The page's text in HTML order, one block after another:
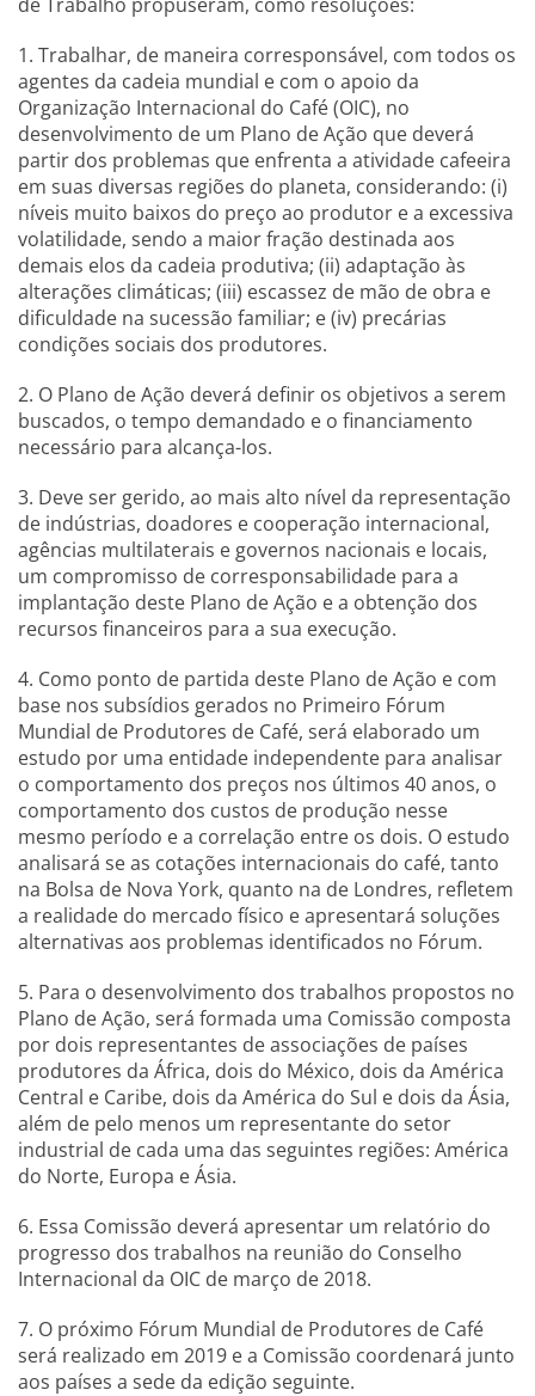
1. Trabalhar, de maneira corresponsável, com todos os
agentes da cadeia mundial e com o apoio da
Organização Internacional do Café (OIC), no
desenvolvimento de um Plano de Ação que deverá
partir dos problemas que enfrenta a atividade cafeeira
em suas diversas regiões do planeta, considerando: (i)
níveis muito baixos do preço ao produtor e a excessiva
volatilidade, sendo a maior fração destinada aos
demais elos da cadeia produtiva; (ii) adaptação às
alterações climáticas; (iii) escassez de mão de obra e
dificuldade na sucessão familiar; e (iv) precárias
condições sociais dos produtores.
2. O Plano de Ação deverá definir os objetivos a serem
buscados, o tempo demandado e o financiamento
necessário para alcança-los.
3. Deve ser gerido, ao mais alto nível da representação
de indústrias, doadores e cooperação internacional,
agências multilaterais e governos nacionais e locais,
um compromisso de corresponsabilidade para a
implantação deste Plano de Ação e a obtenção dos
recursos financeiros para a sua execução.
4. Como ponto de partida deste Plano de Ação e com
base nos subsídios gerados no Primeiro Fórum
Mundial de Produtores de Café, será elaborado um
estudo por uma entidade independente para analisar
o comportamento dos preços nos últimos 40 anos, o
comportamento dos custos de produção nesse
mesmo período e a correlação entre os dois. O estudo
analisará se as cotações internacionais do café, tanto
na Bolsa de Nova York, quanto na de Londres, refletem
a realidade do mercado físico e apresentará soluções
alternativas aos problemas identificados no Fórum.
5. Para o desenvolvimento dos trabalhos propostos no
Plano de Ação, será formada uma Comissão composta
por dois representantes de associações de países
produtores da África, dois do México, dois da América
Central e Caribe, dois da América do Sul e dois da Ásia,
além de pelo menos um representante do setor
industrial de cada uma das seguintes regiões: América
do Norte, Europa e Ásia.
6. Essa Comissão deverá apresentar um relatório do
progresso dos trabalhos na reunião do Conselho
Internacional da OIC de março de 2018.
7. O próximo Fórum Mundial de Produtores de Café
será realizado em 2019 e a Comissão coordenará junto
aos países a sede da edição seguinte.